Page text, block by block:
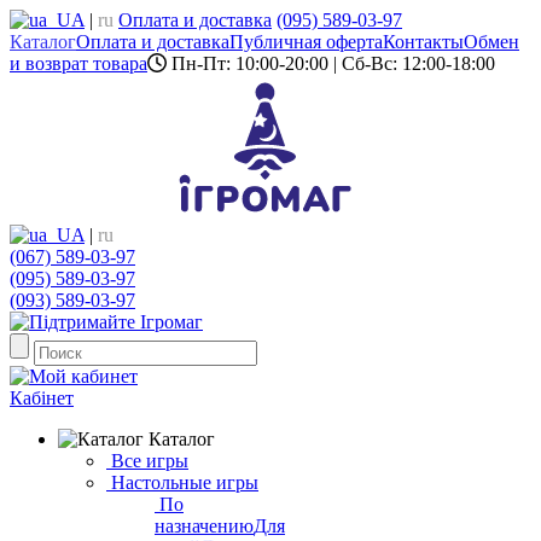
UA | ru Оплата и доставка (095) 589-03-97
КаталогОплата и доставкаПубличная офертаКонтактыОбмен
и возврат товара
Пн-Пт: 10:00-20:00 | Сб-Вс: 12:00-18:00
UA | ru
(067) 589-03-97
(095) 589-03-97
(093) 589-03-97
Кабінет
Каталог
Все игры
Настольные игры
По
назначениюДля